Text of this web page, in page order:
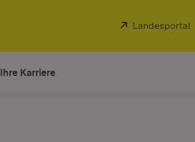
Extern:
Landesportal
Ihre Karriere